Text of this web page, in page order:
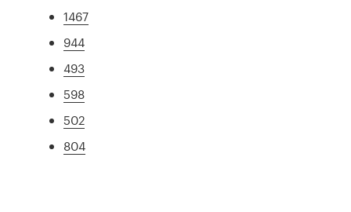
1467
944
493
598
502
804